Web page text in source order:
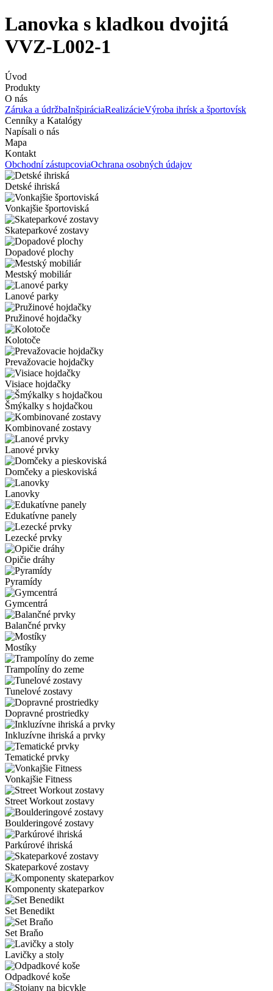
Lanovka s kladkou dvojitá
VVZ-L002-1
Úvod
Produkty
O nás
Záruka a údržbaInšpiráciaRealizácieVýroba ihrísk a športovísk
Cenníky a Katalógy
Napísali o nás
Mapa
Kontakt
Obchodní zástupcoviaOchrana osobných údajov
Detské ihriská
Vonkajšie športoviská
Skateparkové zostavy
Dopadové plochy
Mestský mobiliár
Lanové parky
Pružinové hojdačky
Kolotoče
Prevažovacie hojdačky
Visiace hojdačky
Šmýkalky s hojdačkou
Kombinované zostavy
Lanové prvky
Domčeky a pieskoviská
Lanovky
Edukatívne panely
Lezecké prvky
Opičie dráhy
Pyramídy
Gymcentrá
Balančné prvky
Mostíky
Trampolíny do zeme
Tunelové zostavy
Dopravné prostriedky
Inkluzívne ihriská a prvky
Tematické prvky
Vonkajšie Fitness
Street Workout zostavy
Boulderingové zostavy
Parkúrové ihriská
Skateparkové zostavy
Komponenty skateparkov
Set Benedikt
Set Braňo
Lavičky a stoly
Odpadkové koše